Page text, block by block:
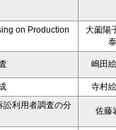
on Production
大薗陽
泰
嶋田
寺村
訟利用者調査の分
佐藤